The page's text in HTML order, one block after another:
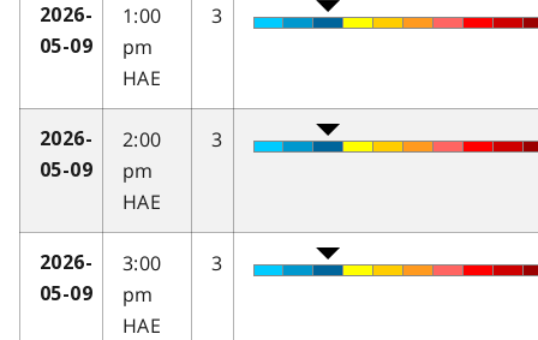
2026-
05-09
1:00
pm
HAE
3
2026-
05-09
2:00
pm
HAE
3
2026-
05-09
3:00
pm
HAE
3